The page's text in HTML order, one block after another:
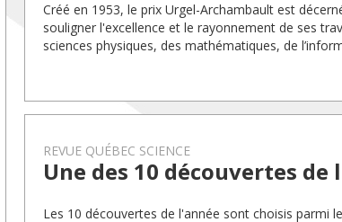
Créé en 1953, le prix Urgel-Archambault est
souligner l'excellence et le rayonnement de ses
sciences physiques, des mathématiques, de
REVUE QUÉBEC SCIENCE
Une des 10 découvertes de
Les 10 découvertes de l'année sont choisis parmi